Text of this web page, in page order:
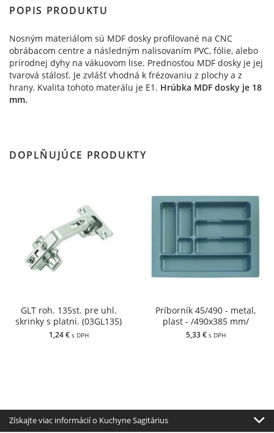
POPIS PRODUKTU
Nosným materiálom sú MDF dosky profilované na CNC
obrábacom centre a následným nalisovaním PVC, fólie, alebo
prírodnej dyhy na vákuovom lise. Prednosťou MDF dosky je jej
tvarová stálosť. Je zvlášť vhodná k frézovaniu z plochy a z
hrany. Kvalita tohoto materálu je E1. Hrúbka MDF dosky je 18
mm.
DOPLŇUJÚCE PRODUKTY
GLT roh. 135st. pre uhl.
skrinky s platni. (03GL135)
1,24 € s DPH
Príborník 45/490 - metal,
plast - /490x385 mm/
5,33 € s DPH
Získajte viac informácií o Kuchyne Sagitárius